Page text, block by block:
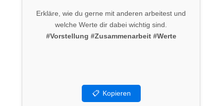
Erkläre, wie du gerne mit anderen arbeitest und
welche Werte dir dabei wichtig sind.
#Vorstellung #Zusammenarbeit #Werte
📋 Kopieren